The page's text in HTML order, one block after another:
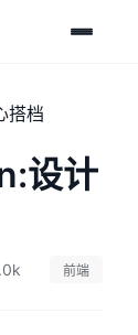
设计
前端